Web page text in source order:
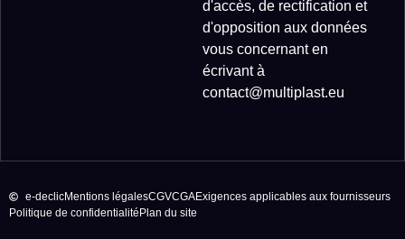
d'accès, de rectification et
d'opposition aux données
vous concernant en
écrivant à
contact@multiplast.eu
e-declicMentions légalesCGVCGAExigences applicables aux fournisseurs
Politique de confidentialitéPlan du site